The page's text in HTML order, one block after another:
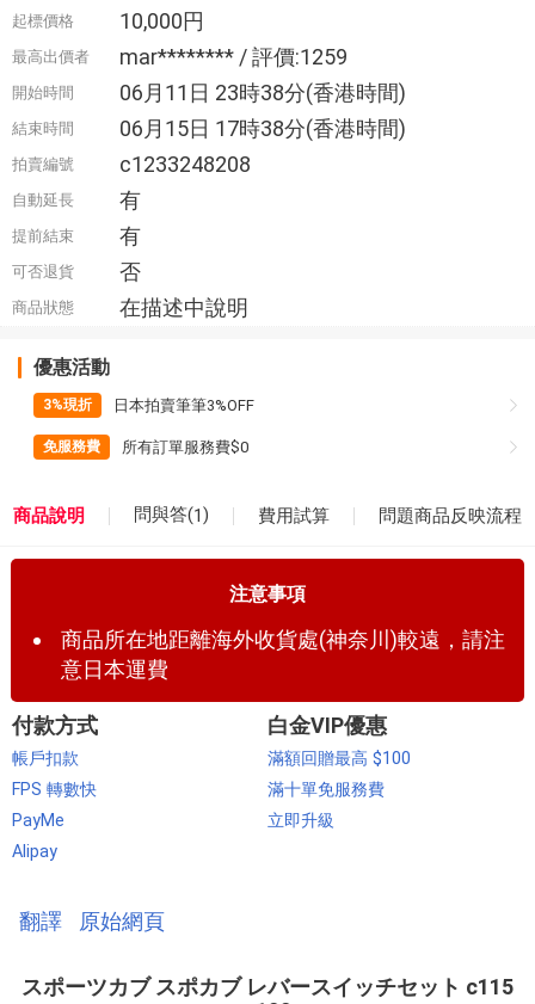
起標價格 10,000円
最高出價者 mar******** / 評價:1259
開始時間 06月11日 23時38分(香港時間)
結束時間 06月15日 17時38分(香港時間)
拍賣編號 c1233248208
自動延長 有
提前結束 有
可否退貨 否
商品狀態 在描述中說明
優惠活動
3%現折 日本拍賣筆筆3%OFF
免服務費 所有訂單服務費$0
商品說明 問與答(1) 費用試算 問題商品反映流程
注意事項
商品所在地距離海外收貨處(神奈川)較遠，請注
意日本運費
付款方式
帳戶扣款
FPS 轉數快
PayMe
Alipay
白金VIP優惠
滿額回贈最高 $100
滿十單免服務費
立即升級
翻譯 原始網頁
スポーツカブ スポカブ レバースイッチセット c115